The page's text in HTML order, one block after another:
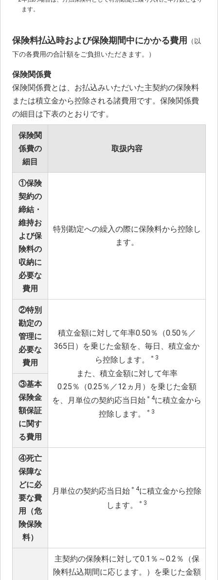
ます。
保険料払込時および保険期間中にかかる費用
（以
下の各費用の合計額をご負担いただきます。）
保険関係費
保険関係費とは、お払込みいただいた主契約の保険料
または積立金から控除される諸費用です。保険関係費
の細目は下表のとおりです。
保険関
係費の
細目
取扱内容
①保険
契約の
締結・
維持お
よび保
険料の
収納に
必要な
費用
特別勘定への繰入の際に保険料から控除し
ます。
②特別
勘定の
管理に
必要な
費用
積立金額に対して年率0.50％（0.50％／
365日）を乗じた金額を、毎日、積立金か
ら控除します。
＊3
また、積立金額に対して年率
0.25％（0.25％／12ヵ月）を乗じた金額
を、月単位の契約応当日始 ＊4に積立金から
控除します。
＊3
③基本
保険金
額保証
に関す
る費用
④死亡
保障な
どに必
要な費
用（危
険保険
料）
月単位の契約応当日始 ＊4に積立金から控除
します。
＊3
主契約の保険料に対して0.1％～0.2％（保
険料払込期間に応じます。）を乗じた金額